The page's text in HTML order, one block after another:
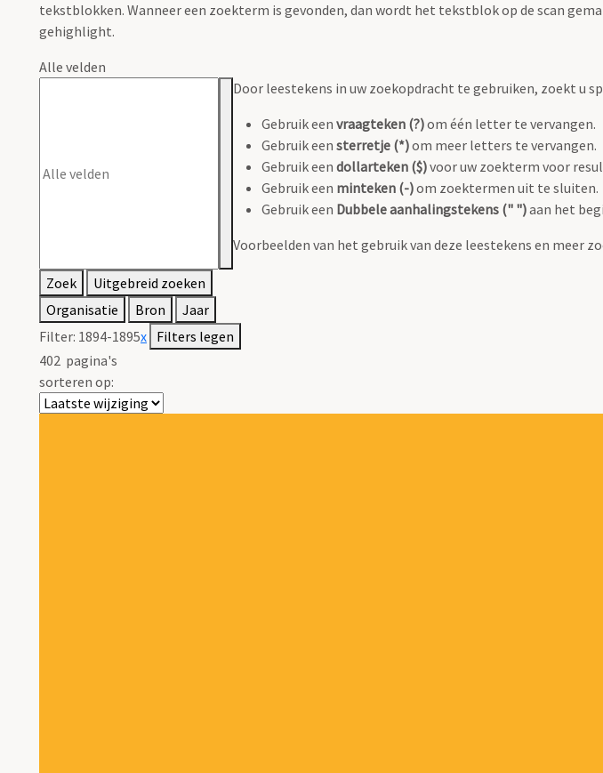
tekstblokken. Wanneer een zoekterm is gevonden, dan wordt het tekstblok op de scan
gehighlight.
Alle velden
Door leestekens in uw zoekopdracht te gebruiken, zoekt u
Gebruik een vraagteken (?)om één letter te vervangen.
Gebruik een sterretje (*)om meer letters te vervangen.
Gebruik een dollarteken ($)voor uw zoekterm voor
Gebruik een minteken (-)om zoektermen uit te sluiten.
Gebruik een Dubbele aanhalingstekens (" ")aan het
Voorbeelden van het gebruik van deze leestekens en meer
Zoek
Uitgebreid zoeken
Organisatie
Bron
Jaar
Filter: 1894-1895x Filters legen
402 pagina's
sorteren op: